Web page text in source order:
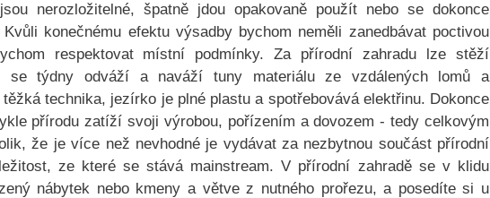
nerozložitelné, špatně jdou opakovaně použít nebo se dokonce
konečnému efektu výsadby bychom neměli zanedbávat poctivou
respektovat místní podmínky. Za přírodní zahradu lze stěží
se týdny odváží a naváží tuny materiálu ze vzdálených lomů a
technika, jezírko je plné plastu a spotřebovává elektřinu. Dokonce
přírodu zatíží svoji výrobou, pořízením a dovozem - tedy celkovým
že je více než nevhodné je vydávat za nezbytnou součást přírodní
ze které se stává mainstream. V přírodní zahradě se v klidu
nábytek nebo kmeny a větve z nutného prořezu, a posedíte si u